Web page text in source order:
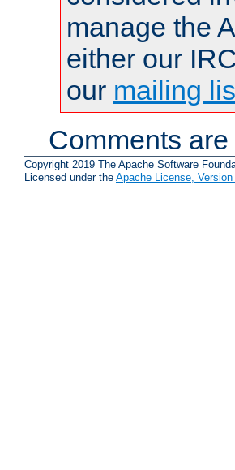
manage the
either our
our mailing
Comments
Copyright 2019 The Apache Software
Licensed under the Apache License, Version